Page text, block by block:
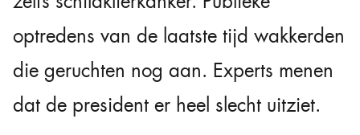
optredens van de laatste tijd wakkerden
die geruchten nog aan. Experts menen
dat de president er heel slecht uitziet.